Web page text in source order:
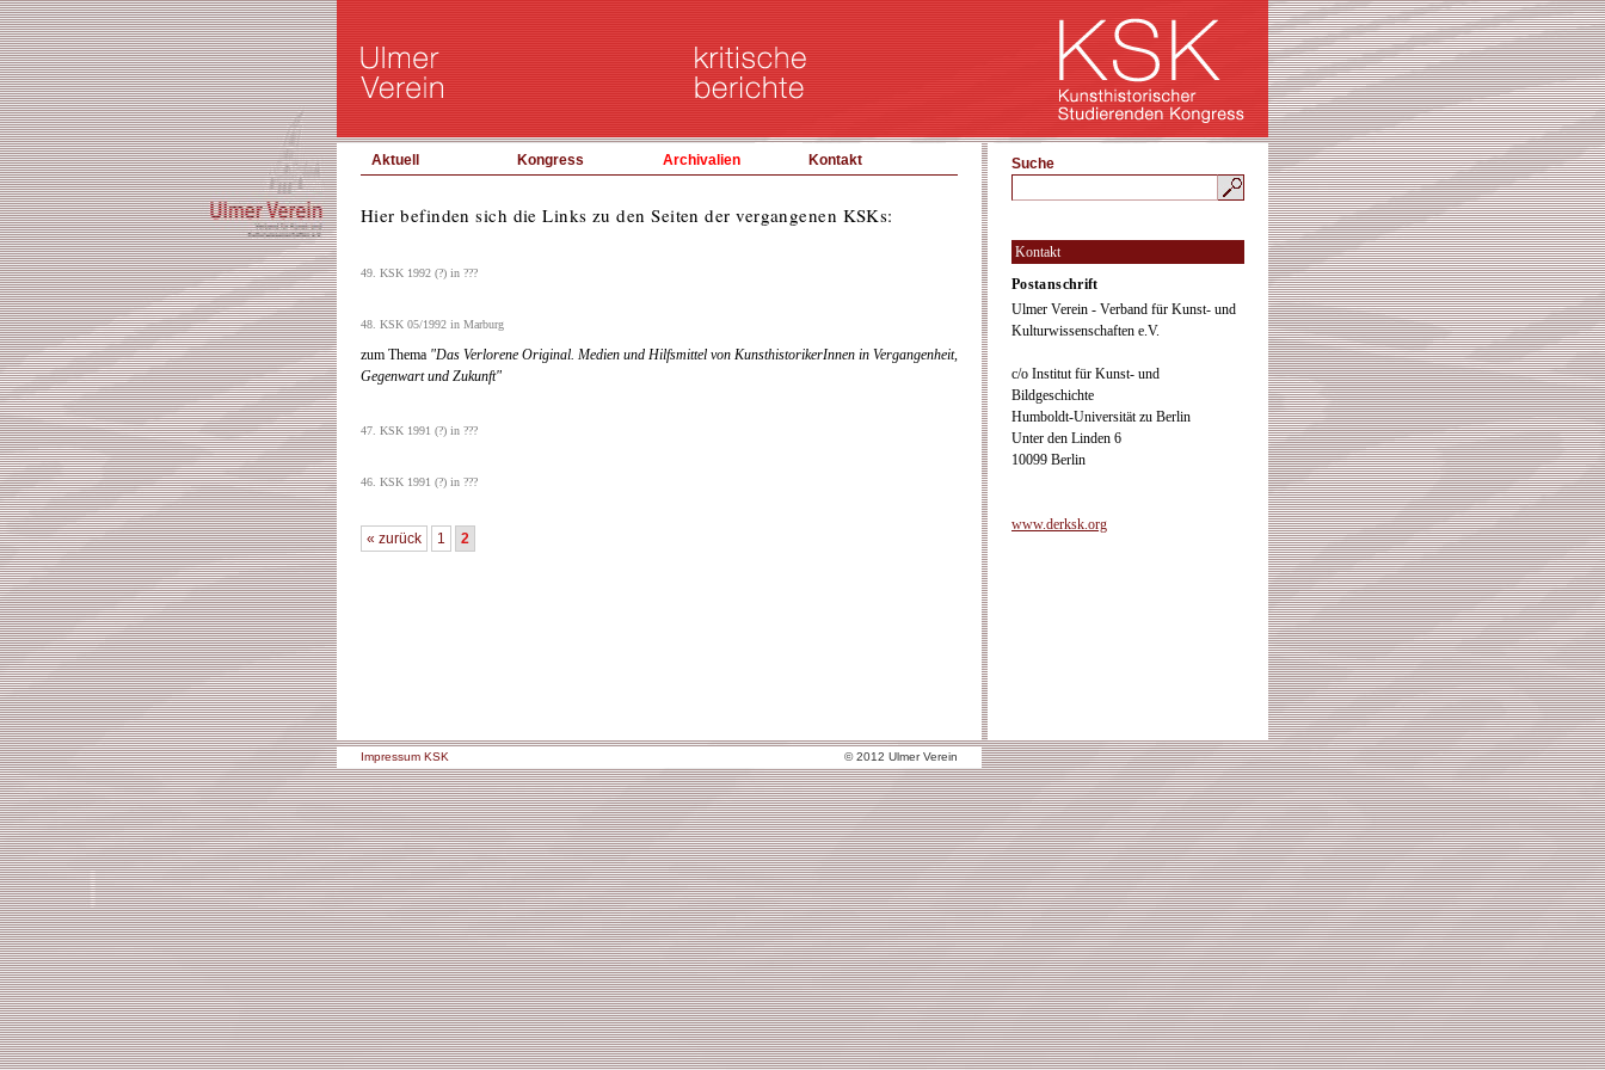
Aktuell Kongress Archivalien Kontakt
Hier befinden sich die Links zu den Seiten der vergangenen KSKs:
49. KSK 1992 (?) in ???
48. KSK 05/1992 in Marburg
zum Thema "Das Verlorene Original. Medien und Hilfsmittel von KunsthistorikerInnen in Vergangenheit,
Gegenwart und Zukunft"
47. KSK 1991 (?) in ???
46. KSK 1991 (?) in ???
« zurück 1 2
Suche
Kontakt
Postanschrift
Ulmer Verein - Verband für Kunst- und
Kulturwissenschaften e.V.
c/o Institut für Kunst- und
Bildgeschichte
Humboldt-Universität zu Berlin
Unter den Linden 6
10099 Berlin
www.derksk.org
© 2012 Ulmer Verein
Impressum KSK